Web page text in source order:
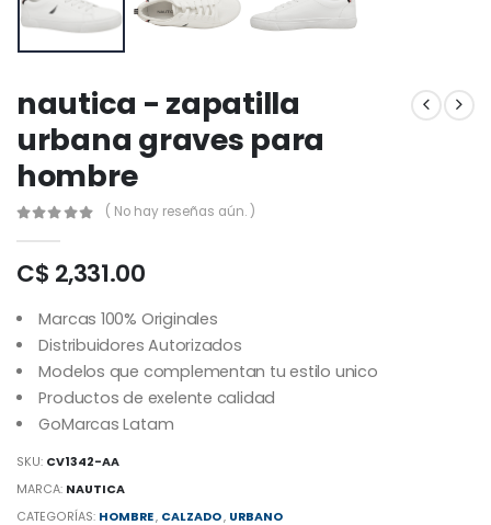
nautica - zapatilla
urbana graves para
hombre
( No hay reseñas aún. )
C$ 2,331.00
Marcas 100% Originales
Distribuidores Autorizados
Modelos que complementan tu estilo unico
Productos de exelente calidad
GoMarcas Latam
SKU: CV1342-AA
MARCA: NAUTICA
CATEGORÍAS: HOMBRE, CALZADO, URBANO